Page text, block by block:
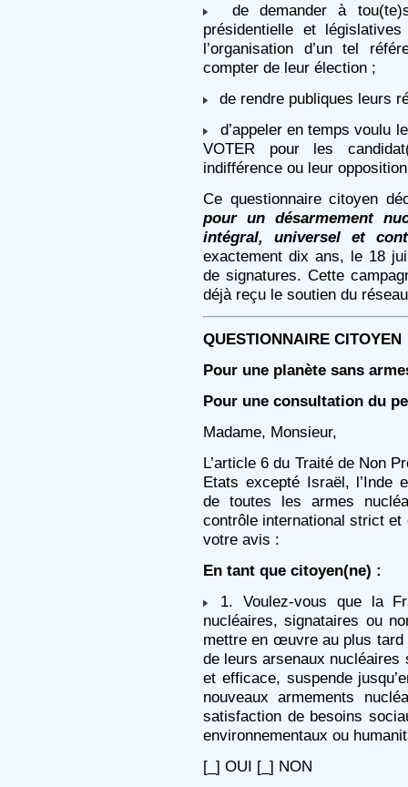
de demander à
présidentielle et
l’organisation d’un tel
compter de leur élection ;
de rendre publiques leurs
d’appeler en temps voulu
VOTER pour les
indifférence ou leur
Ce questionnaire citoyen
pour un désarmement
intégral, universel et
exactement dix ans, le 18
de signatures. Cette
déjà reçu le soutien du
QUESTIONNAIRE CITOYEN
Pour une planète sans
Pour une consultation du
Madame, Monsieur,
L’article 6 du Traité de Non
Etats excepté Israël, l’Inde
de toutes les armes
contrôle international strict
votre avis :
En tant que citoyen(ne) :
1. Voulez-vous que la
nucléaires, signataires ou
mettre en œuvre au plus tard
de leurs arsenaux
et efficace, suspende
nouveaux armements
satisfaction de besoins
environnementaux ou
[_] OUI [_] NON